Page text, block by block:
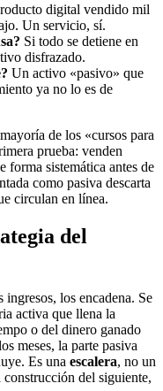
digital vendido mil
Un servicio, sí.
Si todo se detiene en
disfrazado.
Un activo «pasivo» que
ya no lo es de
de los «cursos para
prueba: venden
forma sistemática antes de
como pasiva descarta
circulan en línea.
del
los encadena. Se
activa que llena la
o del dinero ganado
meses, la parte pasiva
Es una escalera, no un
del siguiente,